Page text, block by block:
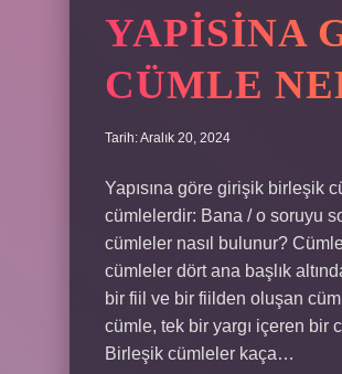
YAPISINA
CÜMLE
Tarih: Aralık 20, 2024
Yapısına göre girişik birleşik
cümlelerdir: Bana / o soruyu
cümleler nasıl bulunur?
cümleler dört ana başlık
bir fiil ve bir fiilden oluşan
cümle, tek bir yargı içeren bir
Birleşik cümleler kaça…